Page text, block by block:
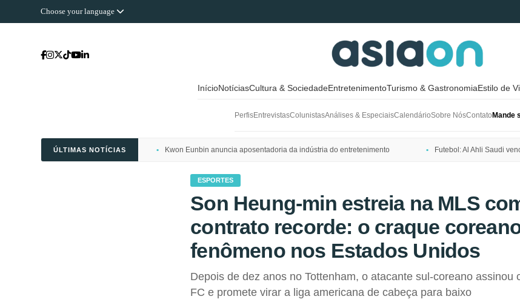
Choose your language
InícioNotíciasCultura & SociedadeEntretenimentoTurismo & GastronomiaEstilo de
PerfisEntrevistasColunistasAnálises & EspeciaisCalendárioSobre NósContato Mande
ÚLTIMAS NOTÍCIAS Kwon Eunbin anuncia aposentadoria da indústria do entretenimento Futebol: Al Ahli Saudi
ESPORTES
Son Heung-min estreia na MLS
contrato recorde: o craque
fenômeno nos Estados Unidos
Depois de dez anos no Tottenham, o atacante sul-coreano assinou
FC e promete virar a liga americana de cabeça para baixo